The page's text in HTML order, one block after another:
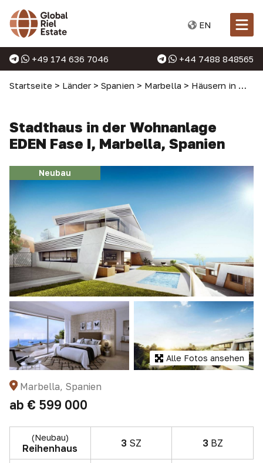
EN
+49 174 636 7046 +44 7488 848565
Startseite > Länder > Spanien > Marbella > Häusern in Marbella
Stadthaus in der Wohnanlage
EDEN Fase I, Marbella, Spanien
Neubau
Alle Fotos ansehen
Marbella, Spanien
ab € 599 000
(Neubau)
Reihenhaus 3 SZ 3 BZ